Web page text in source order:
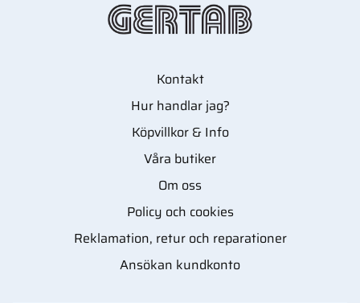
Kontakt
Hur handlar jag?
Köpvillkor & Info
Våra butiker
Om oss
Policy och cookies
Reklamation, retur och reparationer
Ansökan kundkonto